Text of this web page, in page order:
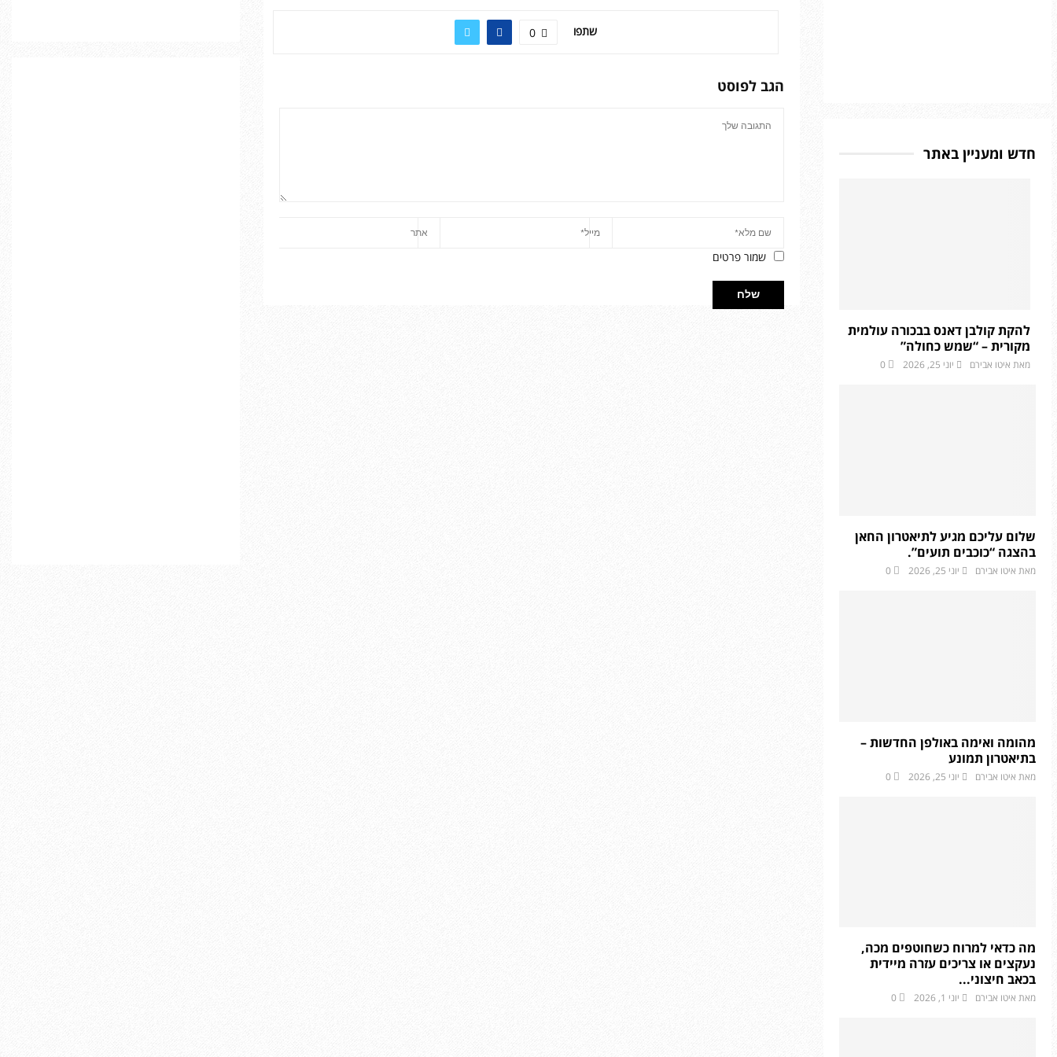
שתפו 0
הגב לפוסט
שמור פרטים
חדש ומעניין באתר
להקת קולבן דאנס בבכורה עולמית
מקורית – “שמש כחולה”
מאת איטו אבירם יוני 25, 2026 0
שלום עליכם מגיע לתיאטרון החאן
בהצגה “כוכבים תועים”.
מאת איטו אבירם יוני 25, 2026 0
מהומה ואימה באולפן החדשות –
בתיאטרון תמונע
מאת איטו אבירם יוני 25, 2026 0
מה כדאי למרוח כשחוטפים מכה,
נעקצים או צריכים עזרה מיידית
בכאב חיצוני...
מאת איטו אבירם יוני 1, 2026 0